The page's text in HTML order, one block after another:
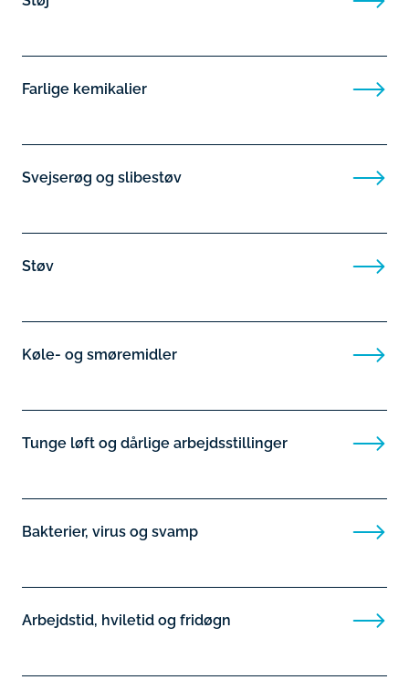
Farlige kemikalier
Svejserøg og slibestøv
Støv
Køle- og smøremidler
Tunge løft og dårlige arbejdsstillinger
Bakterier, virus og svamp
Arbejdstid, hviletid og fridøgn